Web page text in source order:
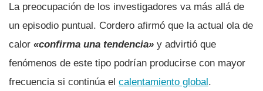
La preocupación de los investigadores va más allá de
un episodio puntual. Cordero afirmó que la actual ola de
calor «confirma una tendencia» y advirtió que
fenómenos de este tipo podrían producirse con mayor
frecuencia si continúa el calentamiento global.